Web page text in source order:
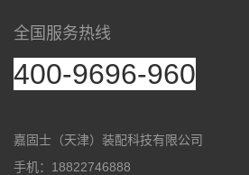
全国服务热线
400-9696-960
嘉固士（天津）装配科技有限公司
手机：18822746888